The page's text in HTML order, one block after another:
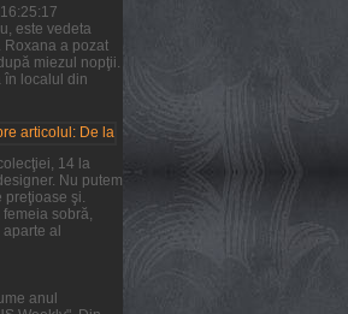
este vedeta
Roxana a pozat
miezul nopţii.
în localul din
14 la
Nu putem
preţioase şi.
sobră,
al
anul